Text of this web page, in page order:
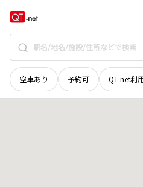
空車あり 予約可 QT-net利
山梨県